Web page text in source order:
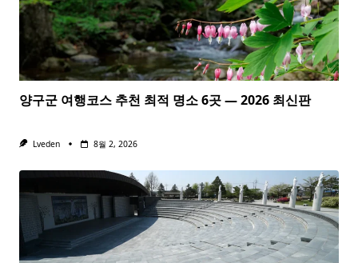
양구군 여행코스 추천 최적 명소 6곳 — 2026 최신판
Lveden 8월 2, 2026